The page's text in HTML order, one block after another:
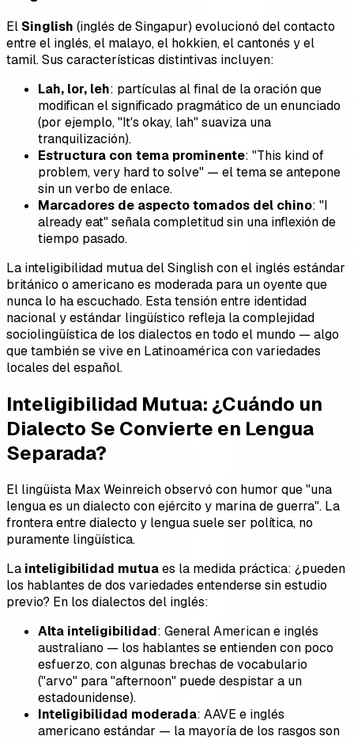
El Singlish (inglés de Singapur) evolucionó del contacto
entre el inglés, el malayo, el hokkien, el cantonés y el
tamil. Sus características distintivas incluyen:
Lah, lor, leh: partículas al final de la oración que
modifican el significado pragmático de un enunciado
(por ejemplo, "It's okay, lah" suaviza una
tranquilización).
Estructura con tema prominente: "This kind of
problem, very hard to solve" — el tema se antepone
sin un verbo de enlace.
Marcadores de aspecto tomados del chino: "I
already eat" señala completitud sin una inflexión de
tiempo pasado.
La inteligibilidad mutua del Singlish con el inglés estándar
británico o americano es moderada para un oyente que
nunca lo ha escuchado. Esta tensión entre identidad
nacional y estándar lingüístico refleja la complejidad
sociolingüística de los dialectos en todo el mundo — algo
que también se vive en Latinoamérica con variedades
locales del español.
Inteligibilidad Mutua: ¿Cuándo un
Dialecto Se Convierte en Lengua
Separada?
El lingüista Max Weinreich observó con humor que "una
lengua es un dialecto con ejército y marina de guerra". La
frontera entre dialecto y lengua suele ser política, no
puramente lingüística.
La inteligibilidad mutuaes la medida práctica: ¿pueden
los hablantes de dos variedades entenderse sin estudio
previo? En los dialectos del inglés:
Alta inteligibilidad: General American e inglés
australiano — los hablantes se entienden con poco
esfuerzo, con algunas brechas de vocabulario
("arvo" para "afternoon" puede despistar a un
estadounidense).
Inteligibilidad moderada: AAVE e inglés
americano estándar — la mayoría de los rasgos son